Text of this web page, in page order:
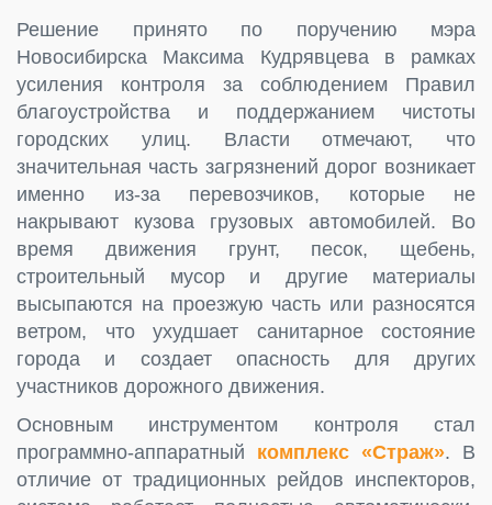
Решение принято по поручению мэра
Новосибирска Максима Кудрявцева в рамках
усиления контроля за соблюдением Правил
благоустройства и поддержанием чистоты
городских улиц. Власти отмечают, что
значительная часть загрязнений дорог возникает
именно из-за перевозчиков, которые не
накрывают кузова грузовых автомобилей. Во
время движения грунт, песок, щебень,
строительный мусор и другие материалы
высыпаются на проезжую часть или разносятся
ветром, что ухудшает санитарное состояние
города и создает опасность для других
участников дорожного движения.
Основным инструментом контроля стал
программно-аппаратный комплекс «Страж». В
отличие от традиционных рейдов инспекторов,